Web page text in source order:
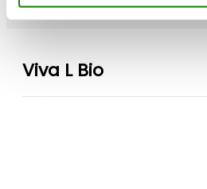
Viva L Bio